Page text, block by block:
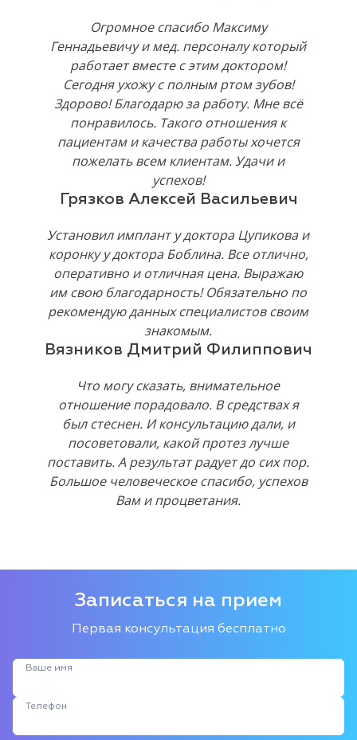
Огромное спасибо Максиму
Геннадьевичу и мед. персоналу который
работает вместе с этим доктором!
Сегодня ухожу с полным ртом зубов!
Здорово! Благодарю за работу. Мне всё
понравилось. Такого отношения к
пациентам и качества работы хочется
пожелать всем клиентам. Удачи и
успехов!
Грязков Алексей Васильевич
Установил имплант у доктора Цупикова и
коронку у доктора Боблина. Все отлично,
оперативно и отличная цена. Выражаю
им свою благодарность! Обязательно по
рекомендую данных специалистов своим
знакомым.
Вязников Дмитрий Филиппович
Что могу сказать, внимательное
отношение порадовало. В средствах я
был стеснен. И консультацию дали, и
посоветовали, какой протез лучше
поставить. А результат радует до сих пор.
Большое человеческое спасибо, успехов
Вам и процветания.
Записаться на прием
Первая консультация бесплатно
Ваше имя
Телефон